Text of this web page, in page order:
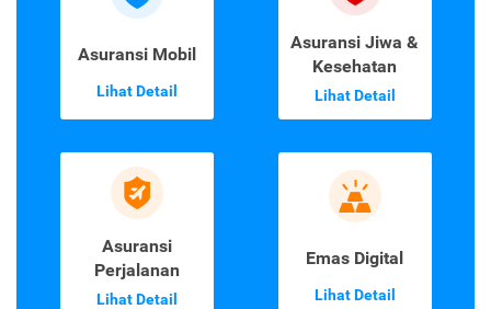
Asuransi Mobil
Lihat Detail
Asuransi Jiwa &
Kesehatan
Lihat Detail
Asuransi
Perjalanan
Lihat Detail
Emas Digital
Lihat Detail